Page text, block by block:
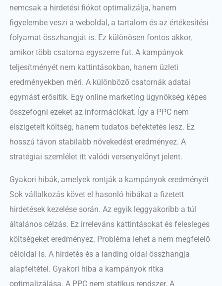
nemcsak a hirdetési fiókot optimalizálja, hanem
figyelembe veszi a weboldal, a tartalom és az értékesítési
folyamat összhangját is. Ez különösen fontos akkor,
amikor több csatorna egyszerre fut. A kampányok
teljesítményét nem kattintásokban, hanem üzleti
eredményekben méri. A különböző csatornák adatai
egymást erősítik. Egy online marketing ügynökség képes
összefogni ezeket az információkat. Így a PPC nem
elszigetelt költség, hanem tudatos befektetés lesz. Ez
hosszú távon stabilabb növekedést eredményez. A
stratégiai szemlélet itt valódi versenyelőnyt jelent.
Gyakori hibák, amelyek rontják a kampányok eredményét
Sok vállalkozás követ el hasonló hibákat a fizetett
hirdetések kezelése során. Az egyik leggyakoribb a túl
általános célzás. Ez irreleváns kattintásokat és felesleges
költségeket eredményez. Probléma lehet a nem megfelelő
céloldal is. A hirdetés és a landing oldal összhangja
alapfeltétel. Gyakori hiba a kampányok ritka
optimalizálása. A PPC nem statikus rendszer. A